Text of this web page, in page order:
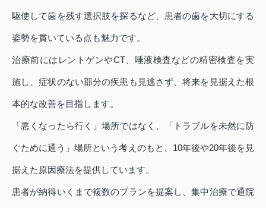
駆使して歯を残す選択肢を探るなど、患者の歯を大切にする
姿勢を貫いている点も魅力です。
治療前にはレントゲンやCT、唾液検査などの精密検査を実
施し、症状のない部分の疾患も見逃さず、将来を見据えた根
本的な改善を目指します。
「悪くなったら行く」場所ではなく、「トラブルを未然に防
ぐために通う」場所という考えのもと、10年後や20年後を見
据えた原因療法を提供しています。
患者が納得いくまで複数のプランを提案し、集中治療で通院